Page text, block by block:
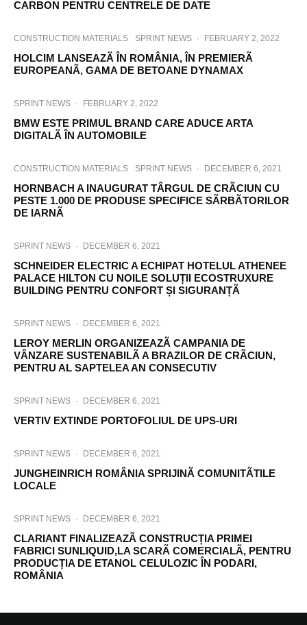
CARBON PENTRU CENTRELE DE DATE
CONSTRUCTION MATERIALS SPRINT NEWS · FEBRUARY 2, 2022
HOLCIM LANSEAZÃ ÎN ROMÂNIA, ÎN PREMIERÃ
EUROPEANÃ, GAMA DE BETOANE DYNAMAX
SPRINT NEWS · FEBRUARY 2, 2022
BMW ESTE PRIMUL BRAND CARE ADUCE ARTA
DIGITALÃ ÎN AUTOMOBILE
CONSTRUCTION MATERIALS SPRINT NEWS · DECEMBER 6, 2021
HORNBACH A INAUGURAT TÂRGUL DE CRÃCIUN CU
PESTE 1.000 DE PRODUSE SPECIFICE SÃRBÃTORILOR
DE IARNÃ
SPRINT NEWS · DECEMBER 6, 2021
SCHNEIDER ELECTRIC A ECHIPAT HOTELUL ATHENEE
PALACE HILTON CU NOILE SOLUȚII ECOSTRUXURE
BUILDING PENTRU CONFORT ȘI SIGURANȚÃ
SPRINT NEWS · DECEMBER 6, 2021
LEROY MERLIN ORGANIZEAZÃ CAMPANIA DE
VÂNZARE SUSTENABILÃ A BRAZILOR DE CRÃCIUN,
PENTRU AL SAPTELEA AN CONSECUTIV
SPRINT NEWS · DECEMBER 6, 2021
VERTIV EXTINDE PORTOFOLIUL DE UPS-URI
SPRINT NEWS · DECEMBER 6, 2021
JUNGHEINRICH ROMÂNIA SPRIJINÃ COMUNITÃTILE
LOCALE
SPRINT NEWS · DECEMBER 6, 2021
CLARIANT FINALIZEAZÃ CONSTRUCȚIA PRIMEI
FABRICI SUNLIQUID,LA SCARÃ COMERCIALÃ, PENTRU
PRODUCȚIA DE ETANOL CELULOZIC ÎN PODARI,
ROMÂNIA